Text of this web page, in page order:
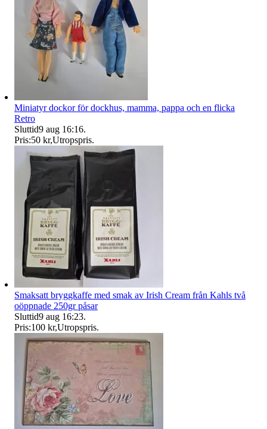
Miniatyr dockor för dockhus, mamma, pappa och en flicka
Retro
Sluttid9 aug 16:16.
Pris:50 kr,Utropspris.
Smaksatt bryggkaffe med smak av Irish Cream från Kahls två
oöppnade 250gr påsar
Sluttid9 aug 16:23.
Pris:100 kr,Utropspris.